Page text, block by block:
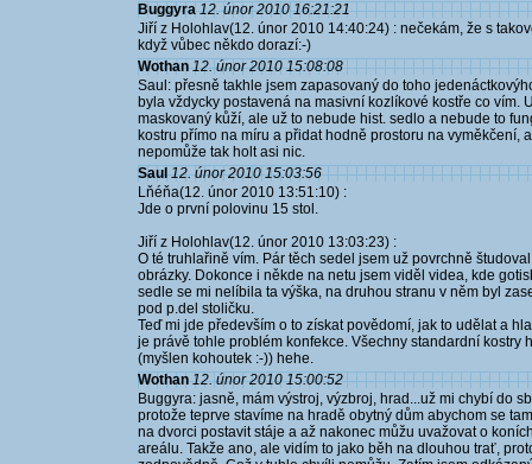
Buggyra 12. únor 2010 16:21:21
Jiří z Holohlav(12. únor 2010 14:40:24) : nečekám, že s
když vůbec někdo dorazí:-)
Wothan 12. únor 2010 15:08:08
Saul: přesně takhle jsem zapasovaný do toho
byla vždycky postavená na masivní kozlíkové kostře co
maskovaný kůží, ale už to nebude hist. sedlo a nebude to
kostru přímo na míru a přidat hodně prostoru na vyměkčení,
nepomůže tak holt asi nic.
Saul 12. únor 2010 15:03:56
Lňéňa(12. únor 2010 13:51:10) :
Jde o první polovinu 15 stol.
Jiří z Holohlav(12. únor 2010 13:03:23) :
O té truhlařině vím. Pár těch sedel jsem už povrchně
obrázky. Dokonce i někde na netu jsem viděl videa, kde
sedle se mi nelíbila ta výška, na druhou stranu v něm byl
pod p.del stoličku.
Teď mi jde především o to získat povědomí, jak to udělat a
je právě tohle problém konfekce. Všechny standardní kostry
(myšlen kohoutek :-)) hehe.
Wothan 12. únor 2010 15:00:52
Buggyra: jasně, mám výstroj, výzbroj, hrad...už mi chybí do
protože teprve stavíme na hradě obytný dům abychom se
na dvorci postavit stáje a až nakonec můžu uvažovat o
areálu. Takže ano, ale vidím to jako běh na dlouhou trať,